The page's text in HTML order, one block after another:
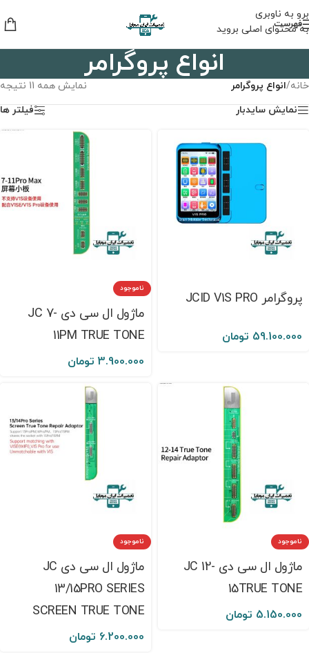
برو به ناوبری
به محتوای اصلی بروید
فهرست
انواع پروگرامر
خانه/انواع پروگرامر
نمایش همه 11 نتیجه
نمایش سایدبار
فیلتر ها
پروگرامر JCID V1S PRO
59.100.000 تومان
ناموجود
ماژول ال سی دی JC 7-
11PM TRUE TONE
3.900.000 تومان
ناموجود
ماژول ال سی دی JC 12-
15TRUE TONE
5.150.000 تومان
ناموجود
ماژول ال سی دی JC
13/15PRO SERIES
SCREEN TRUE TONE
6.200.000 تومان